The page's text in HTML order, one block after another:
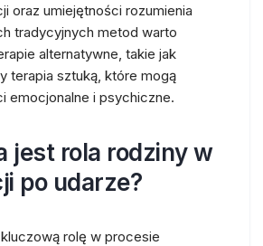
oraz umiejętności rozumienia
tradycyjnych metod warto
alternatywne, takie jak
terapia sztuką, które mogą
emocjonalne i psychiczne.
jest rola rodziny w
po udarze?
rolę w procesie